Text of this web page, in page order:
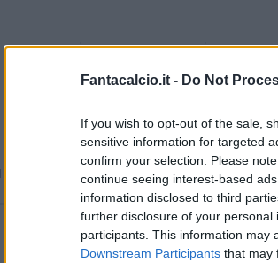
Fantacalcio.it - Do Not
If you wish to opt-out of the sale,
sensitive information for targeted
confirm your selection. Please
continue seeing interest-based
information disclosed to third
further disclosure of your personal
participants. This information may
Downstream Participants that may